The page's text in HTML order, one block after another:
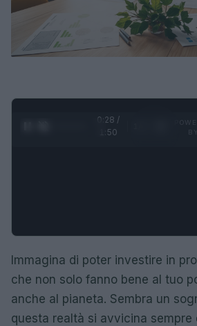
0:29 /
1:50
Immagina di poter investire in
che non solo fanno bene al tuo
anche al pianeta. Sembra un
questa realtà si avvicina sempre